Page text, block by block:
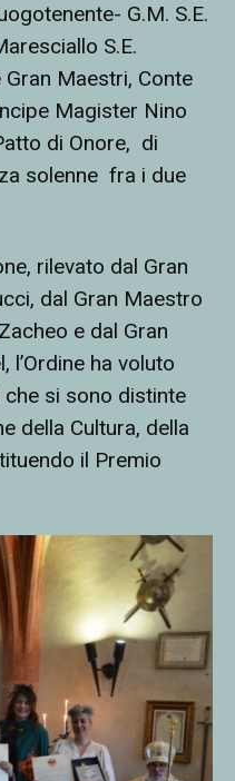
G.M. S.E.
S.E.
Gran Maestri, Conte
Magister Nino
di Onore, di
solenne fra i due
rilevato dal Gran
dal Gran Maestro
e dal Gran
l’Ordine ha voluto
si sono distinte
della Cultura, della
il Premio